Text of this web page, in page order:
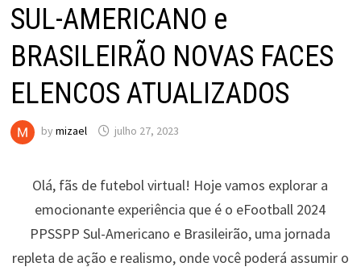
SUL-AMERICANO e
BRASILEIRÃO NOVAS FACES
ELENCOS ATUALIZADOS
by mizael julho 27, 2023
Olá, fãs de futebol virtual! Hoje vamos explorar a
emocionante experiência que é o eFootball 2024
PPSSPP Sul-Americano e Brasileirão, uma jornada
repleta de ação e realismo, onde você poderá assumir o